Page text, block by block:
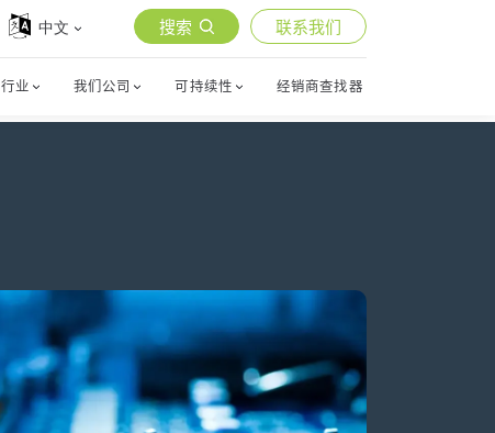
中文 搜索 联系我们
行业 我们公司 可持续性 经销商查找器